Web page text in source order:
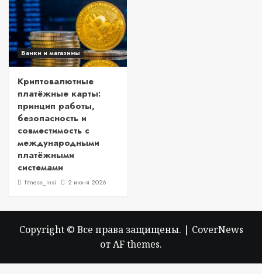
Банки и магазины
Криптовалютные
платёжные карты:
принцип работы,
безопасность и
совместимость с
международными
платёжными
системами
fitness_insi 2 июня 2026
Copyright © Все права защищены. | CoverNews
от AF themes.